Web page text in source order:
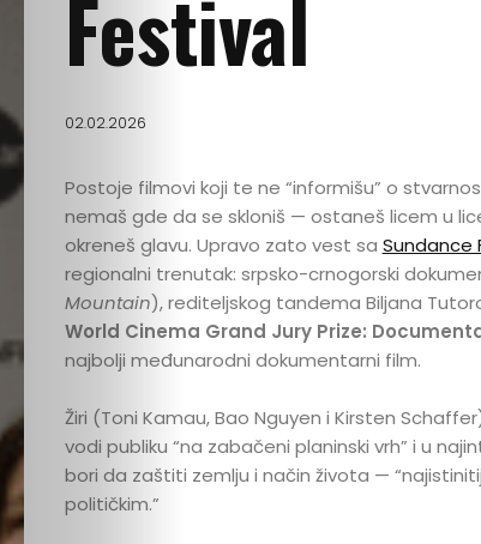
Festival
02.02.2026
Postoje filmovi koji te ne “informišu” o
nemaš gde da se skloniš — ostaneš licem u
okreneš glavu. Upravo zato vest sa Sundance
regionalni trenutak: srpsko-crnogorski
Mountain), rediteljskog tandema Biljana
World Cinema Grand Jury Prize:
najbolji međunarodni dokumentarni film.
Žiri (Toni Kamau, Bao Nguyen i Kirsten
vodi publiku “na zabačeni planinski vrh” i u
bori da zaštiti zemlju i način života —
političkim.”